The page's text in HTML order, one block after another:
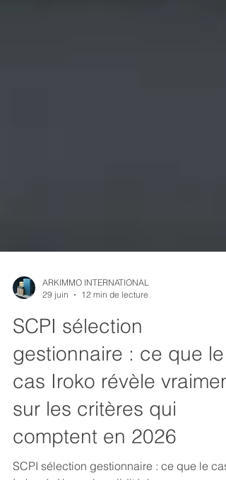
29 juin
12 min de lecture
SCPI sélection
gestionnaire : ce que le
cas Iroko révèle vraiment
sur les critères qui
comptent en 2026